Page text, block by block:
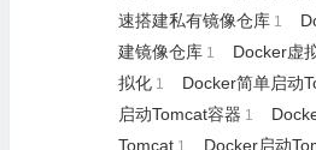
速搭建私有镜像仓库 1
建镜像仓库 1 Docker虚
拟化 1 Docker简单启动
启动Tomcat容器 1
Tomcat 1 Docker启动